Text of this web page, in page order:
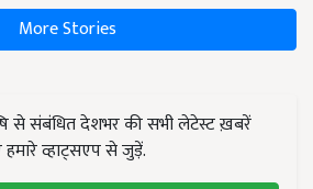
More Stories
से संबंधित देशभर की सभी लेटेस्ट ख़बरें
व्हाट्सएप से जुड़ें.